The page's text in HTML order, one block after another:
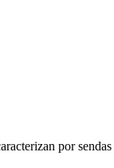
por